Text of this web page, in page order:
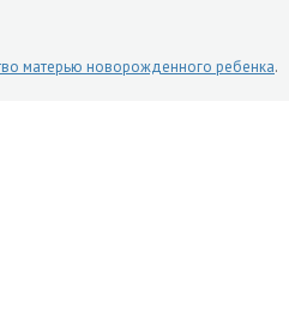
матерью новорожденного ребенка.